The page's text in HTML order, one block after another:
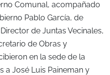
Comunal, acompañado
Pablo García, de
de Juntas Vecinales,
de Obras y
en la sede de la
a José Luis Paineman y